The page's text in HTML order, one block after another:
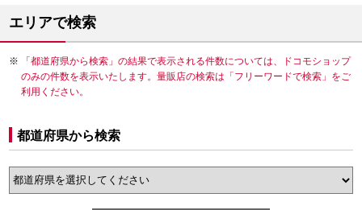
エリアで検索
「都道府県から検索」の結果で表示される件数については、ドコモショップ
のみの件数を表示いたします。量販店の検索は「フリーワードで検索」をご
利用ください。
都道府県から検索